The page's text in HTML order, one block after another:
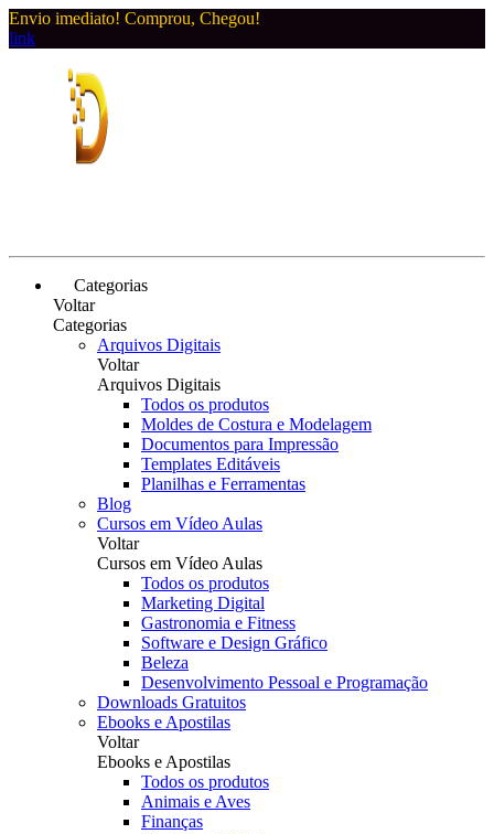
Envio imediato! Comprou, Chegou!
link
Categorias
Voltar
Categorias
Arquivos Digitais
Voltar
Arquivos Digitais
Todos os produtos
Moldes de Costura e Modelagem
Documentos para Impressão
Templates Editáveis
Planilhas e Ferramentas
Blog
Cursos em Vídeo Aulas
Voltar
Cursos em Vídeo Aulas
Todos os produtos
Marketing Digital
Gastronomia e Fitness
Software e Design Gráfico
Beleza
Desenvolvimento Pessoal e Programação
Downloads Gratuitos
Ebooks e Apostilas
Voltar
Ebooks e Apostilas
Todos os produtos
Animais e Aves
Finanças